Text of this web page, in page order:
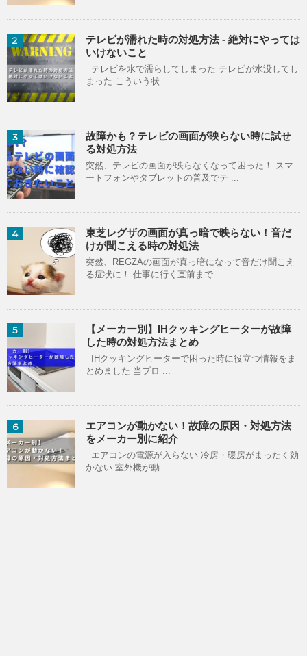
2
テレビが濡れた時の対処方法 - 絶対にやっては
いけないこと
テレビを水で濡らしてしまった テレビが水没してし
まった こういう状 ...
3
故障かも？テレビの画面が映らない時に試せ
る対処方法
突然、テレビの画面が映らなくなって困った！ スマ
ートフォンやタブレットの普及でテ ...
4
東芝レグザの画面が真っ暗で映らない！音だ
けが聞こえる時の対処法
突然、REGZAの画面が真っ暗になって音だけ聞こえ
る症状に！ 仕事に行く直前まで ...
5
【メーカー別】IHクッキングヒーターが故障
した時の対処方法まとめ
IHクッキングヒーターで困った時に役立つ情報をま
とめました 当ブロ ...
6
エアコンが動かない！故障の原因・対処方法
をメーカー別に紹介
エアコンの電源が入らない 冷房・暖房がまったく効
かない 室外機が動 ...